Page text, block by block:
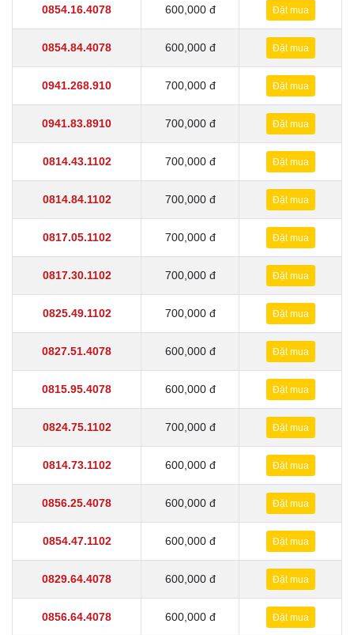
0854.16.4078 600,000 đ Đặt mua
0854.84.4078 600,000 đ Đặt mua
0941.268.910 700,000 đ Đặt mua
0941.83.8910 700,000 đ Đặt mua
0814.43.1102 700,000 đ Đặt mua
0814.84.1102 700,000 đ Đặt mua
0817.05.1102 700,000 đ Đặt mua
0817.30.1102 700,000 đ Đặt mua
0825.49.1102 700,000 đ Đặt mua
0827.51.4078 600,000 đ Đặt mua
0815.95.4078 600,000 đ Đặt mua
0824.75.1102 700,000 đ Đặt mua
0814.73.1102 600,000 đ Đặt mua
0856.25.4078 600,000 đ Đặt mua
0854.47.1102 600,000 đ Đặt mua
0829.64.4078 600,000 đ Đặt mua
0856.64.4078 600,000 đ Đặt mua